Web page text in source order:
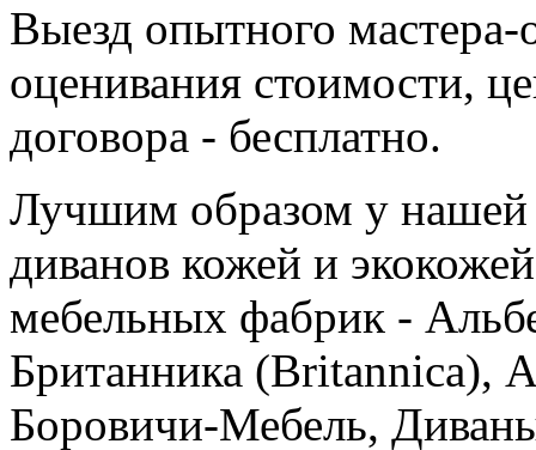
Выезд опытного
оценивания стоимости,
договора - бесплатно.
Лучшим образом у нашей
диванов кожей и
мебельных фабрик -
Британника (Britannica),
Боровичи-Мебель,